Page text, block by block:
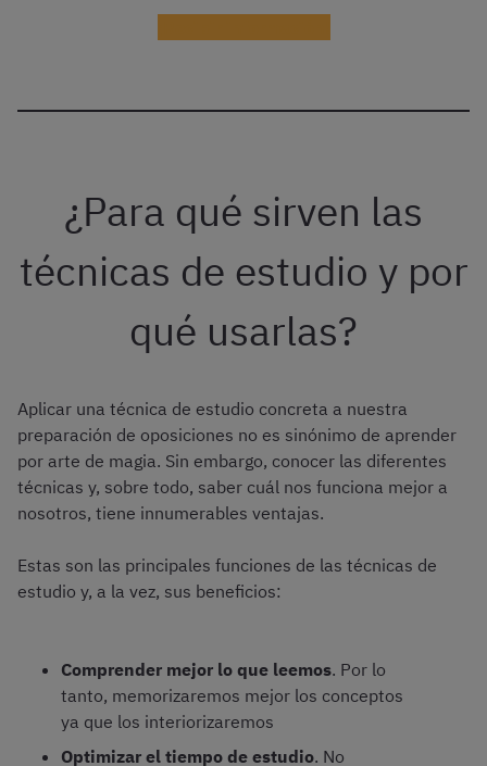
¿Para qué sirven las
técnicas de estudio y por
qué usarlas?
Aplicar una técnica de estudio concreta a nuestra
preparación de oposiciones no es sinónimo de aprender
por arte de magia. Sin embargo, conocer las diferentes
técnicas y, sobre todo, saber cuál nos funciona mejor a
nosotros, tiene innumerables ventajas.
Estas son las principales funciones de las técnicas de
estudio y, a la vez, sus beneficios:
Comprender mejor lo que leemos. Por lo
tanto, memorizaremos mejor los conceptos
ya que los interiorizaremos
Optimizar el tiempo de estudio. No